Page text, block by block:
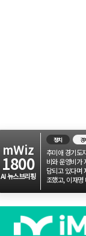
mWiz
1800
AI 뉴스브리핑
정치 경
추미애 경기도
비와 운영비가
담되고 있다며
조했고, 이재명